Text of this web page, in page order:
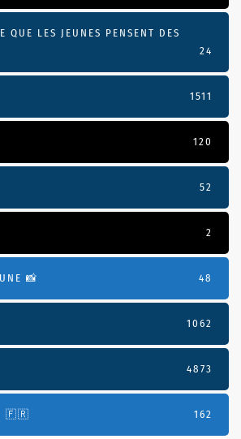
QUE LES JEUNES PENSENT DES
24
1511
120
52
2
📸 48
1062
4873
! 🇫🇷 162